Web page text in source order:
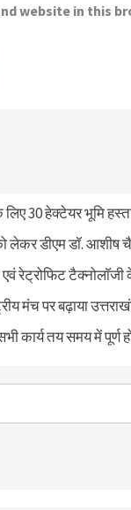
website in this
लिए 30 हेक्टेयर भूमि
लेकर डीएम डॉ. आशीष
रेट्रोफिट टैक्नोलाॅजी
मंच पर बढ़ाया
कार्य तय समय में पूर्ण